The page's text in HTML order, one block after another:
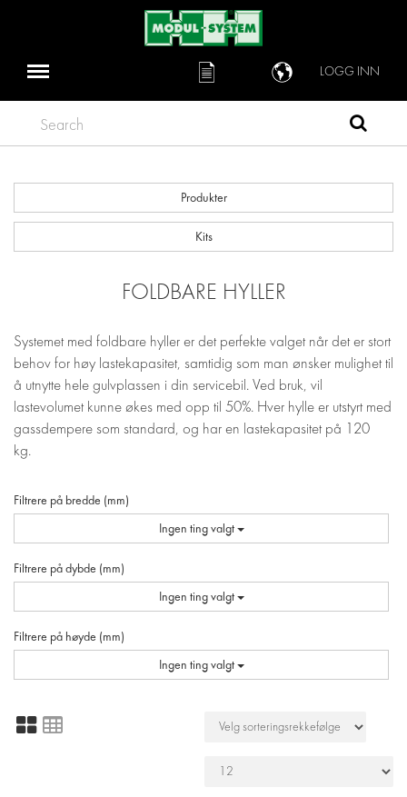
LOGG INN
Search
Produkter
Kits
FOLDBARE HYLLER
Systemet med foldbare hyller er det perfekte valget når det er stort
behov for høy lastekapasitet, samtidig som man ønsker mulighet til
å utnytte hele gulvplassen i din servicebil. Ved bruk, vil
lastevolumet kunne økes med opp til 50%. Hver hylle er utstyrt med
gassdempere som standard, og har en lastekapasitet på 120
kg.
Filtrere på bredde (mm)
Ingen ting valgt
Filtrere på dybde (mm)
Ingen ting valgt
Filtrere på høyde (mm)
Ingen ting valgt